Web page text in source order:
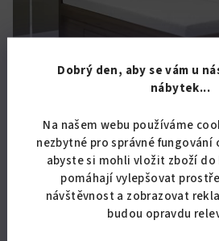
Dobrý den, aby se vám u
nábytek...
Na našem webu používáme
nezbytné pro správné
abyste si mohli vložit zboží
pomáhají vylepšovat
návštěvnost a zobrazovat
budou opravdu
Manželská postel Simon s
180x200cm
11 859,50 Kč bez
14 350 Kč
Skladem(10